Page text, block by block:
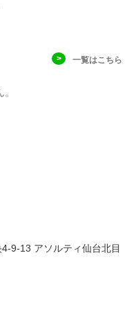
一覧はこちら
9-13 アソルティ仙台北目